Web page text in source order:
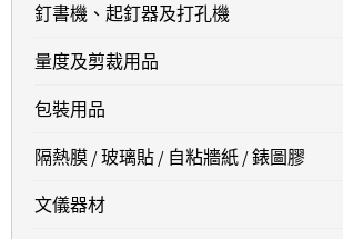
釘書機、起釘器及打孔機
量度及剪裁用品
包裝用品
隔熱膜 / 玻璃貼 / 自粘牆紙 / 錶圖膠
文儀器材